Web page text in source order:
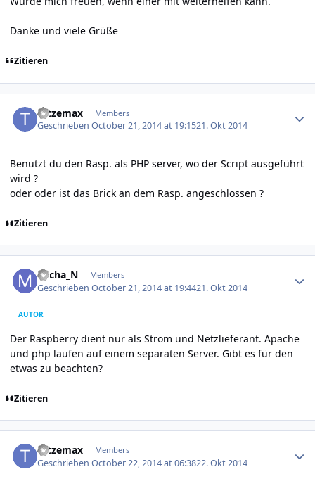
Danke und viele Grüße
Zitieren
tatzemax Members
GeschriebenOctober 21, 2014 at 19:1521. Okt 2014
Benutzt du den Rasp. als PHP server, wo der Script ausgeführt
wird ?
oder oder ist das Brick an dem Rasp. angeschlossen ?
Zitieren
Micha_N Members
GeschriebenOctober 21, 2014 at 19:4421. Okt 2014
AUTOR
Der Raspberry dient nur als Strom und Netzlieferant. Apache
und php laufen auf einem separaten Server. Gibt es für den
etwas zu beachten?
Zitieren
tatzemax Members
GeschriebenOctober 22, 2014 at 06:3822. Okt 2014